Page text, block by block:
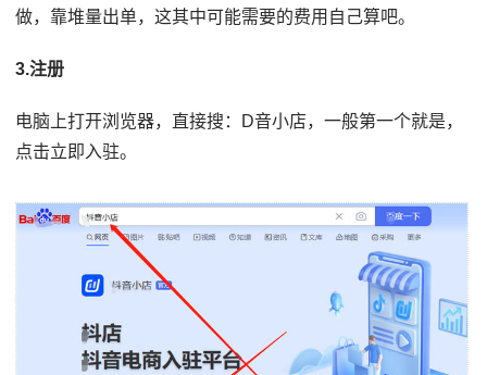
做，靠堆量出单，这其中可能需要的费用自己算吧。
3.注册
电脑上打开浏览器，直接搜：D音小店，一般第一个就是，
点击立即入驻。